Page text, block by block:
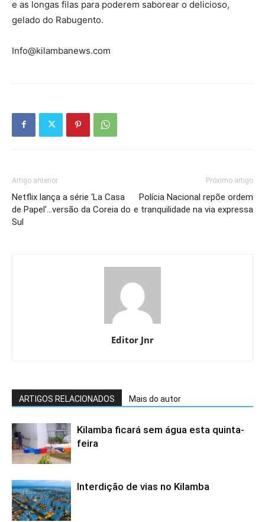
e as longas filas para poderem saborear o delicioso,
gelado do Rabugento.
Info@kilambanews.com
Artigo anterior
Netflix lança a série ‘La Casa
de Papel’…versão da Coreia do
Sul
Próximo artigo
Polícia Nacional repõe ordem
e tranquilidade na via expressa
Editor Jnr
ARTIGOS RELACIONADOS Mais do autor
Kilamba ficará sem água esta quinta-
feira
Interdição de vias no Kilamba